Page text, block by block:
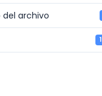
archivo